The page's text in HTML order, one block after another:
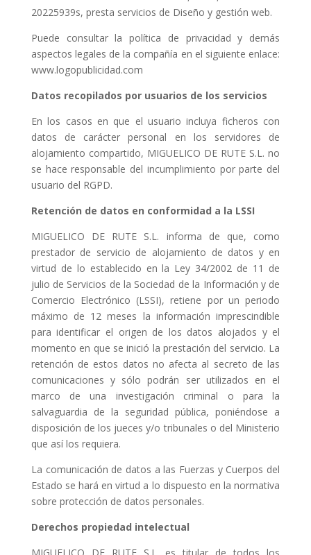
20225939s, presta servicios de Diseño y gestión web.
Puede consultar la política de privacidad y demás
aspectos legales de la compañía en el siguiente enlace:
www.logopublicidad.com
Datos recopilados por usuarios de los servicios
En los casos en que el usuario incluya ficheros con
datos de carácter personal en los servidores de
alojamiento compartido, MIGUELICO DE RUTE S.L. no
se hace responsable del incumplimiento por parte del
usuario del RGPD.
Retención de datos en conformidad a la LSSI
MIGUELICO DE RUTE S.L. informa de que, como
prestador de servicio de alojamiento de datos y en
virtud de lo establecido en la Ley 34/2002 de 11 de
julio de Servicios de la Sociedad de la Información y de
Comercio Electrónico (LSSI), retiene por un periodo
máximo de 12 meses la información imprescindible
para identificar el origen de los datos alojados y el
momento en que se inició la prestación del servicio. La
retención de estos datos no afecta al secreto de las
comunicaciones y sólo podrán ser utilizados en el
marco de una investigación criminal o para la
salvaguardia de la seguridad pública, poniéndose a
disposición de los jueces y/o tribunales o del Ministerio
que así los requiera.
La comunicación de datos a las Fuerzas y Cuerpos del
Estado se hará en virtud a lo dispuesto en la normativa
sobre protección de datos personales.
Derechos propiedad intelectual